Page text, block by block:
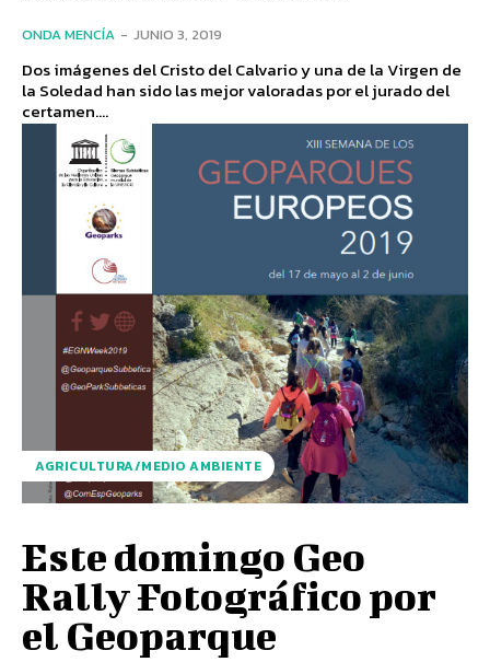
ONDA MENCÍA - JUNIO 3, 2019
Dos imágenes del Cristo del Calvario y una de la Virgen de
la Soledad han sido las mejor valoradas por el jurado del
certamen....
AGRICULTURA/MEDIO AMBIENTE
Este domingo Geo
Rally Fotográfico por
el Geoparque